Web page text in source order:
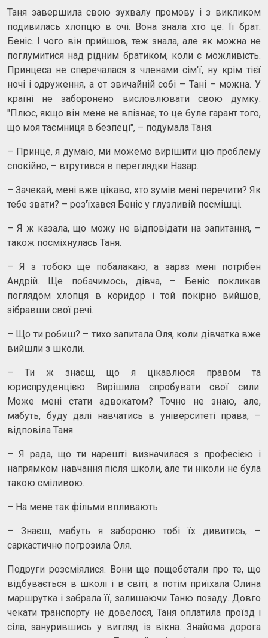
Таня завершила свою зухвалу промову і з викликом
подивилась хлопцю в очі. Вона знала хто це. Її брат.
Беніс. І чого він прийшов, теж знала, але як можна не
поглумитися над рідним братиком, коли є можливість.
Принцеса не сперечалася з членами сім'ї, ну крім тієї
ночі і одруження, а от звичайній собі – Тані – можна. У
країні не заборонено висловлювати свою думку.
"Плюс, якщо він мене не впізнає, то це буле гарант того,
що моя таємниця в безпеці", – подумала Таня.
– Принце, я думаю, ми можемо вирішити цю проблему
спокійно, – втрутився в переглядки Назар.
– Зачекай, мені вже цікаво, хто зумів мені перечити? Як
тебе звати? – роз'їхався Беніс у глузливій посмішці.
– Я ж казала, що можу не відповідати на запитання, –
також посміхнулась Таня.
– Я з тобою ще побалакаю, а зараз мені потрібен
Андрій. Ще побачимось, дівча, – Беніс покликав
поглядом хлопця в коридор і той покірно вийшов,
зібравши свої речі.
– Що ти робиш? – тихо запитала Оля, коли дівчатка вже
вийшли з школи.
– Ти ж знаєш, що я цікавлюся правом та
юриспруденцією. Вирішила спробувати свої сили.
Може мені стати адвокатом? Точно не знаю, але,
мабуть, буду далі навчатись в університеті права, –
відповіла Таня.
– Я рада, що ти нарешті визначилася з професією і
напрямком навчання після школи, але ти ніколи не була
такою сміливою.
– На мене так фільми впливають.
– Знаєш, мабуть я забороню тобі їх дивитись, –
саркастично погрозила Оля.
Подруги розсміялися. Вони ще пощебетали про те, що
відбувається в школі і в світі, а потім приїхала Олина
маршрутка і забрала її, залишаючи Таню позаду. Довго
чекати транспорту не довелося, Таня оплатила проїзд і
сіла, занурившись у вигляд із вікна. Знайома дорога